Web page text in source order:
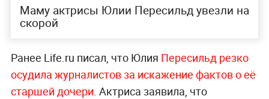
Маму актрисы Юлии Пересильд увезли на
скорой
Ранее Life.ru писал, что Юлия Пересильд резко
осудила журналистов за искажение фактов о её
старшей дочери . Актриса заявила, что